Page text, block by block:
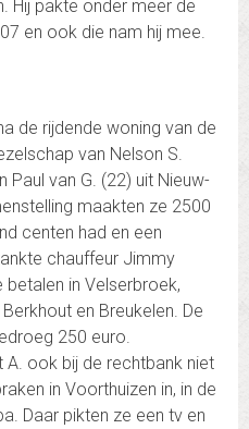
Hij pakte onder meer de
en ook die nam hij mee.
de rijdende woning van de
van Nelson S.
Paul van G. (22) uit Nieuw-
maakten ze 2500
centen had en een
chauffeur Jimmy
in Velserbroek,
en Breukelen. De
250 euro.
ook bij de rechtbank niet
in Voorthuizen in, in de
Daar pikten ze een tv en